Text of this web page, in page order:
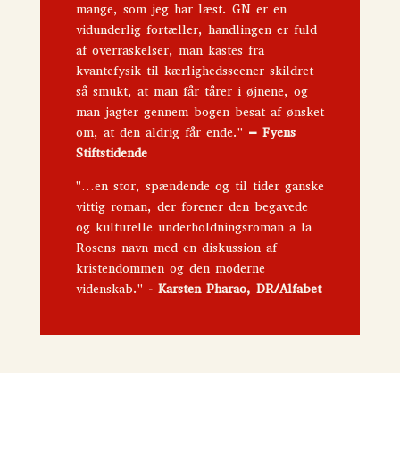
mange, som jeg har læst. GN er en
vidunderlig fortæller, handlingen er fuld
af overraskelser, man kastes fra
kvantefysik til kærlighedsscener skildret
så smukt, at man får tårer i øjnene, og
man jagter gennem bogen besat af ønsket
om, at den aldrig får ende." –Fyens
Stiftstidende
"…en stor, spændende og til tider ganske
vittig roman, der forener den begavede
og kulturelle underholdningsroman a la
Rosens navn med en diskussion af
kristendommen og den moderne
videnskab." -Karsten Pharao, DR/Alfabet